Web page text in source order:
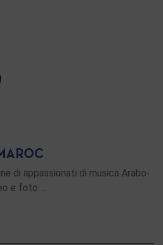
di appassionati di musica Arabo-
e foto …